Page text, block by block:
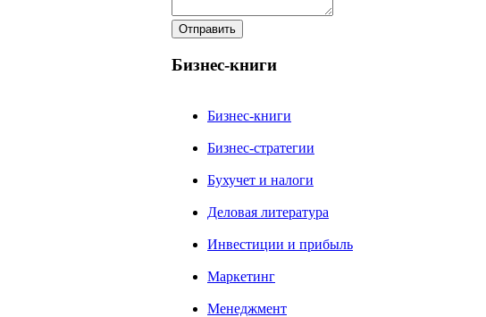
Бизнес-книги
Бизнес-книги
Бизнес-стратегии
Бухучет и налоги
Деловая литература
Инвестиции и прибыль
Маркетинг
Менеджмент